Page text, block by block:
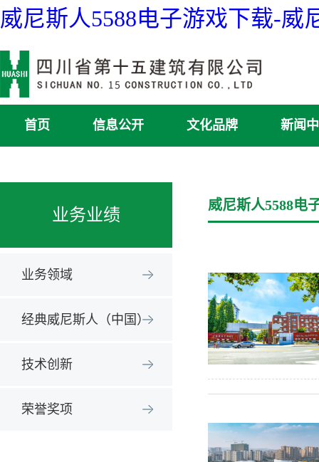
威尼斯人5588电子游戏下载-威
首页 信息公开 文化品牌 新闻
业务业绩
业务领域
经典威尼斯人（中国）
技术创新
荣誉奖项
威尼斯人5588电